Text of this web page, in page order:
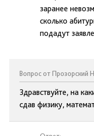
заранее
сколько
подадут
Вопрос от Прозорский
Здравствуйте, на
сдав физику,